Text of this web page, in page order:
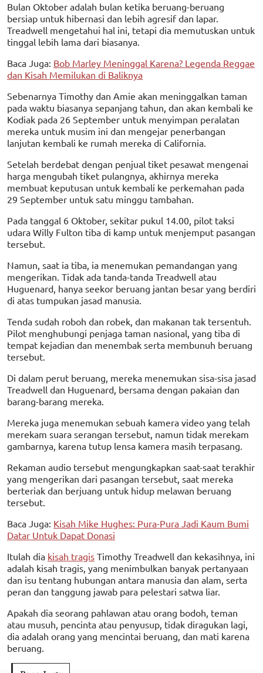
Bulan Oktober adalah bulan ketika beruang-beruang
bersiap untuk hibernasi dan lebih agresif dan lapar.
Treadwell mengetahui hal ini, tetapi dia memutuskan untuk
tinggal lebih lama dari biasanya.
Baca Juga: Bob Marley Meninggal Karena? Legenda Reggae
dan Kisah Memilukan di Baliknya
Sebenarnya Timothy dan Amie akan meninggalkan taman
pada waktu biasanya sepanjang tahun, dan akan kembali ke
Kodiak pada 26 September untuk menyimpan peralatan
mereka untuk musim ini dan mengejar penerbangan
lanjutan kembali ke rumah mereka di California.
Setelah berdebat dengan penjual tiket pesawat mengenai
harga mengubah tiket pulangnya, akhirnya mereka
membuat keputusan untuk kembali ke perkemahan pada
29 September untuk satu minggu tambahan.
Pada tanggal 6 Oktober, sekitar pukul 14.00, pilot taksi
udara Willy Fulton tiba di kamp untuk menjemput pasangan
tersebut.
Namun, saat ia tiba, ia menemukan pemandangan yang
mengerikan. Tidak ada tanda-tanda Treadwell atau
Huguenard, hanya seekor beruang jantan besar yang berdiri
di atas tumpukan jasad manusia.
Tenda sudah roboh dan robek, dan makanan tak tersentuh.
Pilot menghubungi penjaga taman nasional, yang tiba di
tempat kejadian dan menembak serta membunuh beruang
tersebut.
Di dalam perut beruang, mereka menemukan sisa-sisa jasad
Treadwell dan Huguenard, bersama dengan pakaian dan
barang-barang mereka.
Mereka juga menemukan sebuah kamera video yang telah
merekam suara serangan tersebut, namun tidak merekam
gambarnya, karena tutup lensa kamera masih terpasang.
Rekaman audio tersebut mengungkapkan saat-saat terakhir
yang mengerikan dari pasangan tersebut, saat mereka
berteriak dan berjuang untuk hidup melawan beruang
tersebut.
Baca Juga: Kisah Mike Hughes: Pura-Pura Jadi Kaum Bumi
Datar Untuk Dapat Donasi
Itulah dia kisah tragis Timothy Treadwell dan kekasihnya, ini
adalah kisah tragis, yang menimbulkan banyak pertanyaan
dan isu tentang hubungan antara manusia dan alam, serta
peran dan tanggung jawab para pelestari satwa liar.
Apakah dia seorang pahlawan atau orang bodoh, teman
atau musuh, pencinta atau penyusup, tidak diragukan lagi,
dia adalah orang yang mencintai beruang, dan mati karena
beruang.